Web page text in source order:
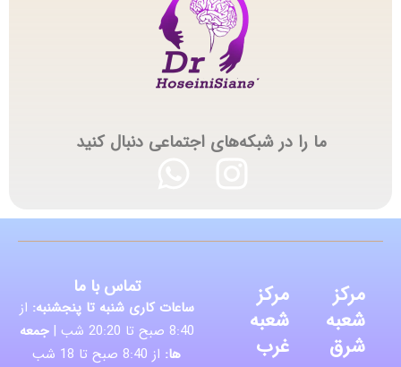
ما را در شبکه‌های اجتماعی دنبال کنید
مرکز
شعبه
شرق
مرکز
شعبه
غرب
تماس با ما
ساعات کاری شنبه تا پنجشنبه: از
8:40 صبح تا 20:20 شب |
جمعه
ها: از 8:40 صبح تا 18 شب